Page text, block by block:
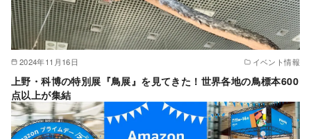
2024年11月16日 イベント情報
上野・科博の特別展『鳥展』を見てきた！世界各地の鳥標本600
点以上が集結